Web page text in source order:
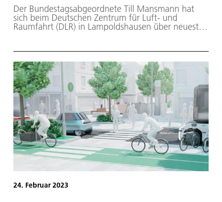
Der Bundestagsabgeordnete Till Mansmann hat
sich beim Deutschen Zentrum für Luft- und
Raumfahrt (DLR) in Lampoldshausen über neueste
24. Februar 2023